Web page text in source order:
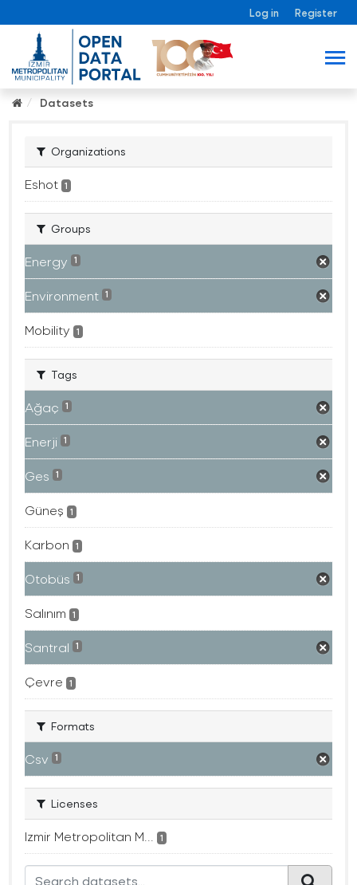
Log in Register
Datasets
Organizations
Eshot 1
Groups
Energy 1
Environment 1
Mobility 1
Tags
Ağaç 1
Enerji 1
Ges 1
Güneş 1
Karbon 1
Otobüs 1
Salınım 1
Santral 1
Çevre 1
Formats
Csv 1
Licenses
Izmir Metropolitan M... 1